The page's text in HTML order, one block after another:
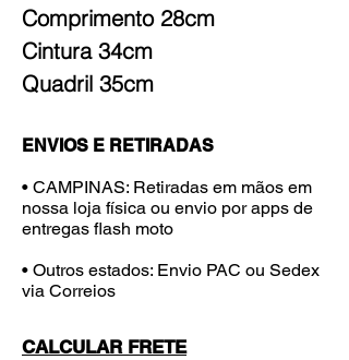
Comprimento 28cm
Cintura 34cm
Quadril 35cm
ENVIOS E RETIRADAS
• CAMPINAS: Retiradas em mãos em
nossa loja física ou envio por apps de
entregas flash moto
• Outros estados: Envio PAC ou Sedex
via Correios
CALCULAR FRETE